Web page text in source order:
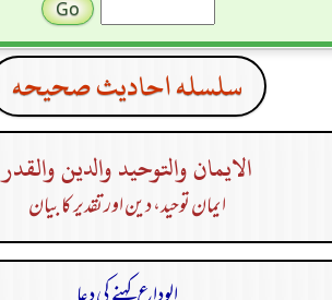
سلسله احاديث صحيحه
الايمان والتوحيد والدين والقدر
ایمان توحید، دین اور تقدیر کا بیان